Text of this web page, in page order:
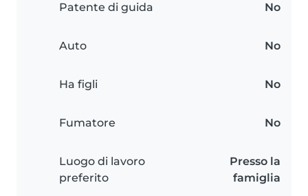
Patente di guida No
Auto No
Ha figli No
Fumatore No
Luogo di lavoro
preferito
Presso la
famiglia